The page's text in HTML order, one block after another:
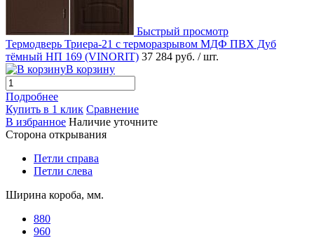
Быстрый просмотр
Термодверь Триера-21 с терморазрывом МДФ ПВХ Дуб
тёмный НП 169 (VINORIT) 37 284 руб. / шт.
В корзину
Подробнее
Купить в 1 клик Сравнение
В избранное Наличие уточните
Сторона открывания
Петли справа
Петли слева
Ширина короба, мм.
880
960